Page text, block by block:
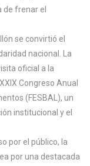
de frenar el
se convirtió el
nacional. La
oficial a la
Congreso Anual
(FESBAL), un
institucional y el
por el público, la
por una destacada